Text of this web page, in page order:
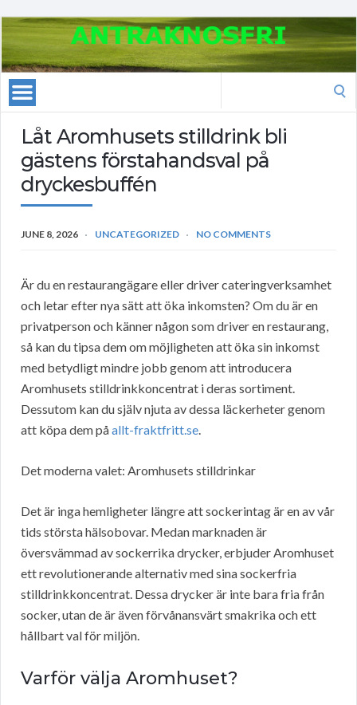
Låt Aromhusets stilldrink bli
gästens förstahandsval på
dryckesbuffén
JUNE 8, 2026 UNCATEGORIZED NO COMMENTS
Är du en restaurangägare eller driver cateringverksamhet
och letar efter nya sätt att öka inkomsten? Om du är en
privatperson och känner någon som driver en restaurang,
så kan du tipsa dem om möjligheten att öka sin inkomst
med betydligt mindre jobb genom att introducera
Aromhusets stilldrinkkoncentrat i deras sortiment.
Dessutom kan du själv njuta av dessa läckerheter genom
att köpa dem påallt-fraktfritt.se.
Det moderna valet: Aromhusets stilldrinkar
Det är inga hemligheter längre att sockerintag är en av vår
tids största hälsobovar. Medan marknaden är
översvämmad av sockerrika drycker, erbjuder Aromhuset
ett revolutionerande alternativ med sina sockerfria
stilldrinkkoncentrat. Dessa drycker är inte bara fria från
socker, utan de är även förvånansvärt smakrika och ett
hållbart val för miljön.
Varför välja Aromhuset?